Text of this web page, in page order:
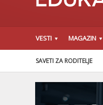
VESTI MAGAZIN
SAVETI ZA RODITELJE